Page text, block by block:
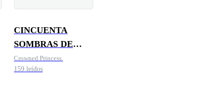
CINCUENTA
SOMBRAS DE
DESEOS
PROHIBIDOS
Crowned Princess.
159 leídos